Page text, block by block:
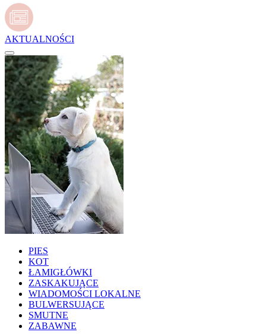
AKTUALNOŚCI
PIES
KOT
ŁAMIGŁÓWKI
ZASKAKUJĄCE
WIADOMOŚCI LOKALNE
BULWERSUJĄCE
SMUTNE
ZABAWNE